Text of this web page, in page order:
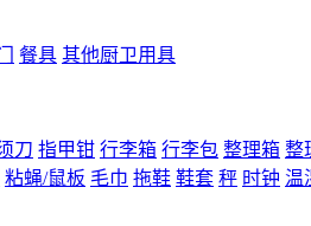
餐具 其他厨卫用具
刀 指甲钳 行李箱 行李包 整理箱 整
粘蝇/鼠板 毛巾 拖鞋 鞋套 秤 时钟 温